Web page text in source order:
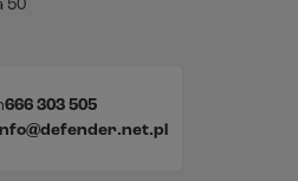
50
666 303 505